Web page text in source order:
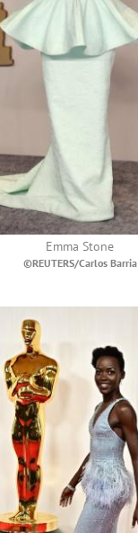
Emma Stone
©REUTERS/Carlos Barria